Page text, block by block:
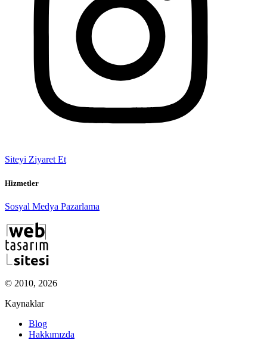
Siteyi Ziyaret Et
Hizmetler
Sosyal Medya Pazarlama
© 2010, 2026
Kaynaklar
Blog
Hakkımızda